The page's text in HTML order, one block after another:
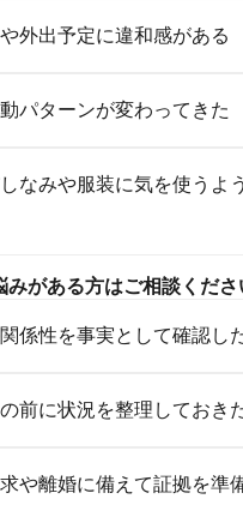
外出予定に違和感がある
パターンが変わってきた
なみや服装に気を使うよ
みがある方はご相談くださ
係性を事実として確認し
前に状況を整理しておき
や離婚に備えて証拠を準